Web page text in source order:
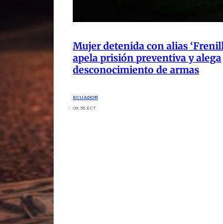
Mujer detenida con alias
apela prisión preventiva y alega
desconocimiento de armas
ECUADOR
09:56 ECT